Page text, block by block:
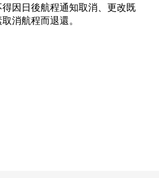
因日後航程通知取消、更改既
消航程而退還。